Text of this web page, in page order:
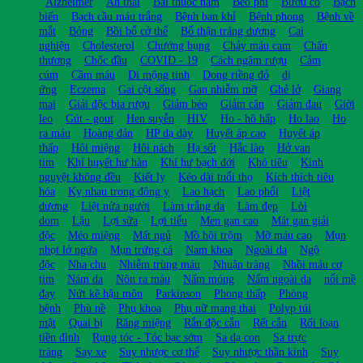
biến
Bạch cầu máu trắng Bệnh ban khỉ Bệnh phong
Bệnh về
mắt
Bỏng Bồi bổ cở thể Bổ thận tráng dương
Cai
nghiện
Cholesterol Chướng bụng Chảy máu cam
Chấn
thương
Chốc đầu COVID - 19 Cách ngâm rượu
Cảm
cúm
Cầm máu Di mộng tinh Dong riềng đỏ
dị
ứng
Eczema Gai cột sống Gan nhiễm mỡ Ghẻ lở
Giang
mai
Giải độc bia rượu Giảm béo Giảm cân Giảm đau
Giời
leo
Gút - gout Hen suyễn HIV Ho - hô hấp Ho lao
Ho
ra máu
Hoàng đản HP dạ dày Huyết áp cao
Huyết áp
thấp
Hôi miệng Hôi nách Hạ sốt Hắc lào
Hở van
tim
Khí huyết hư hàn Khí hư bạch đới Khó tiêu
Kinh
nguyệt không đều
Kiết lỵ Kéo dài tuổi thọ
Kích thích tiêu
hóa
Kỵ nhau trong đông y Lao hạch Lao phổi
Liệt
dương
Liệt nửa người Làm trắng da Làm đẹp
Lòi
dom
Lậu Lợi sữa Lợi tiểu Men gan cao
Mát gan giải
độc
Méo miệng Mất ngủ Mồ hôi trộm Mỡ máu cao
Mụn
nhọt lở ngứa
Mụn trứng cá Nam khoa Ngoài da
Ngộ
độc
Nha chu Nhiễm trùng máu Nhuận tràng
Nhồi máu cơ
tim
Nám da Nôn ra máu Nấm móng Nấm ngoài da
nổi mề
đay
Nứt kẽ hậu môn Parkinson Phong thấp
Phòng
bệnh
Phù nề Phụ khoa Phụ nữ mang thai
Polyp túi
mật
Quai bị Răng miệng Rắn độc cắn Rết cắn
Rối loạn
tiền đình
Rụng tóc - Tóc bạc sớm Sa dạ con
Sa trực
tràng
Say xe Suy nhược cơ thể Suy nhược thần kinh
Suy